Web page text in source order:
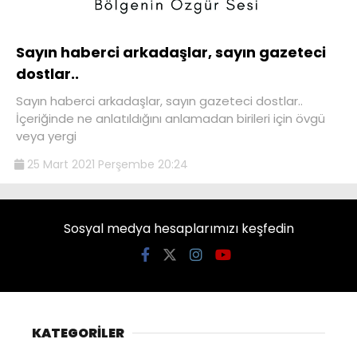
Sayın haberci arkadaşlar, sayın gazeteci
dostlar..
Sayın haberci arkadaşlar, sayın gazeteci dostlar..
İçeriğinde ne anlatıldığını anlamadan birileri için övgü
veya yergi
25 Mart 2021 Perşembe 20:24
Sosyal medya hesaplarımızı keşfedin
KATEGORİLER